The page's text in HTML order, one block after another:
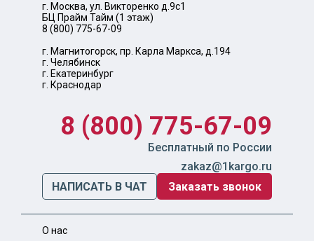
г. Москва, ул. Викторенко д.9с1
БЦ Прайм Тайм (1 этаж)
8 (800) 775-67-09
г. Магнитогорск, пр. Карла Маркса, д.194
г. Челябинск
г. Екатеринбург
г. Краснодар
8 (800) 775-67-09
Бесплатный по России
zakaz@1kargo.ru
НАПИСАТЬ В ЧАТ
Заказать звонок
О нас